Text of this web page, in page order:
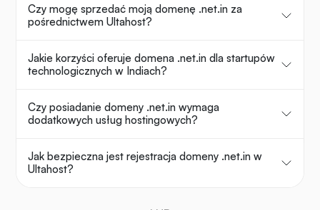
Czy mogę sprzedać moją domenę .net.in za
pośrednictwem Ultahost?
Jakie korzyści oferuje domena .net.in dla startupów
technologicznych w Indiach?
Czy posiadanie domeny .net.in wymaga
dodatkowych usług hostingowych?
Jak bezpieczna jest rejestracja domeny .net.in w
Ultahost?